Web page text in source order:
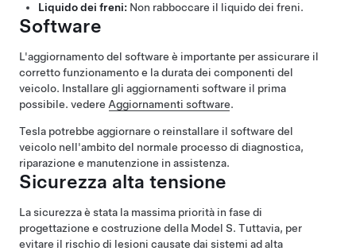
Liquido dei freni: Non rabboccare il liquido dei freni.
Software
L'aggiornamento del software è importante per assicurare il
corretto funzionamento e la durata dei componenti del
veicolo. Installare gli aggiornamenti software il prima
possibile. vedere Aggiornamenti software.
Tesla potrebbe aggiornare o reinstallare il software del
veicolo nell'ambito del normale processo di diagnostica,
riparazione e manutenzione in assistenza.
Sicurezza alta tensione
La sicurezza è stata la massima priorità in fase di
progettazione e costruzione della Model S. Tuttavia, per
evitare il rischio di lesioni causate dai sistemi ad alta